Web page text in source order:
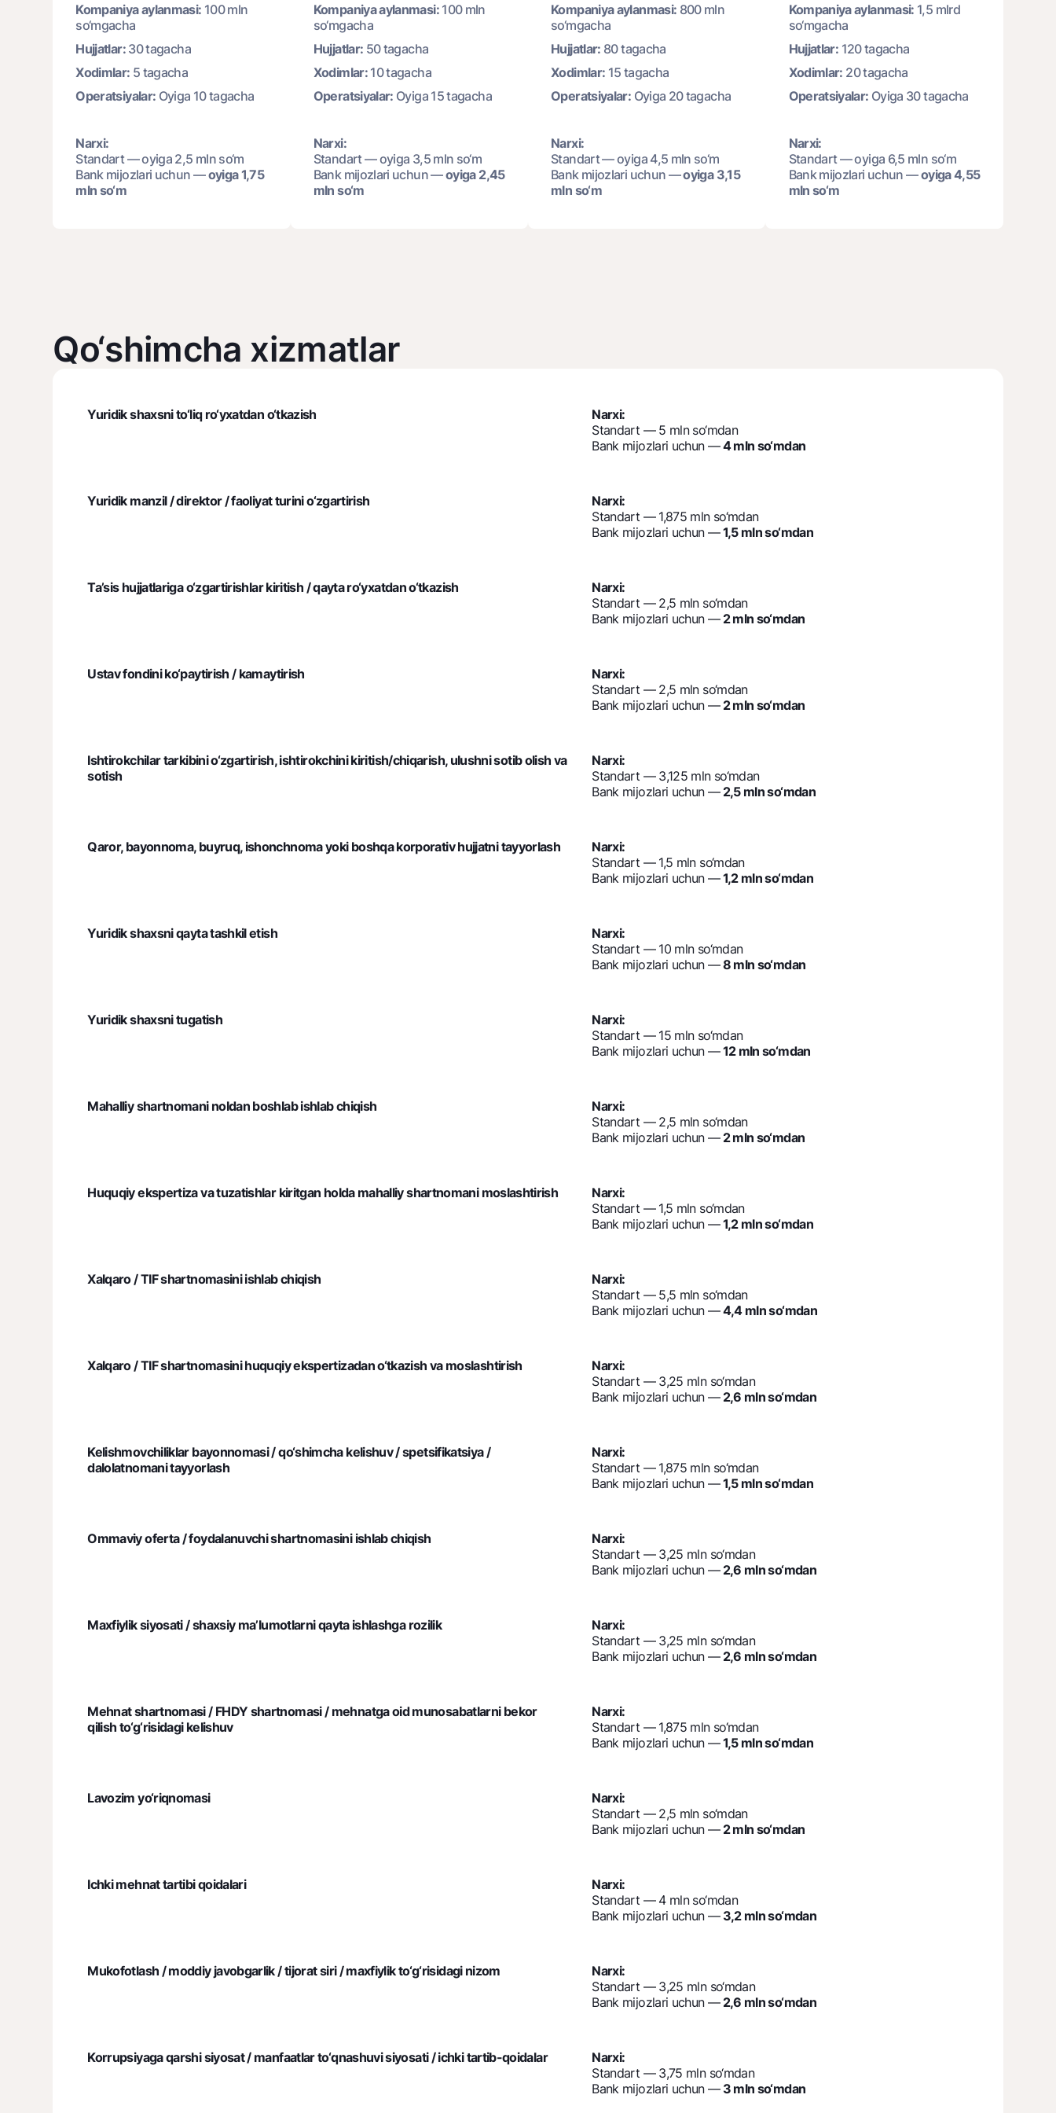
Kompaniya aylanmasi: 100 mln
so‘mgacha
Hujjatlar:30 tagacha
Xodimlar: 5 tagacha
Operatsiyalar: Oyiga 10 tagacha
Narxi:
Standart — oyiga 2,5 mln so‘m
Bank mijozlari uchun —oyiga 1,75
mln so‘m
Kompaniya aylanmasi: 100 mln
so‘mgacha
Hujjatlar: 50 tagacha
Xodimlar: 10 tagacha
Operatsiyalar: Oyiga 15 tagacha
Narxi:
Standart — oyiga 3,5 mln so‘m
Bank mijozlari uchun —oyiga 2,45
mln so‘m
Kompaniya aylanmasi: 800 mln
so‘mgacha
Hujjatlar: 80 tagacha
Xodimlar: 15 tagacha
Operatsiyalar: Oyiga 20 tagacha
Narxi:
Standart — oyiga 4,5 mln so‘m
Bank mijozlari uchun —oyiga 3,15
mln so‘m
Kompaniya aylanmasi: 1,5 mlrd
so‘mgacha
Hujjatlar: 120 tagacha
Xodimlar: 20 tagacha
Operatsiyalar: Oyiga 30 tagacha
Narxi:
Standart — oyiga 6,5 mln so‘m
Bank mijozlari uchun —oyiga 4,55
mln so‘m
Qo‘shimcha xizmatlar
Yuridik shaxsni to‘liq ro‘yxatdan o‘tkazish
Narxi:
Standart — 5 mln so‘mdan
Bank mijozlari uchun —4 mln so‘mdan
Yuridik manzil / direktor / faoliyat turini o‘zgartirish
Narxi:
Standart — 1,875 mln so‘mdan
Bank mijozlari uchun —1,5 mln so‘mdan
Ta’sis hujjatlariga o‘zgartirishlar kiritish / qayta ro‘yxatdan o‘tkazish
Narxi:
Standart — 2,5 mln so‘mdan
Bank mijozlari uchun —2 mln so‘mdan
Ustav fondini ko‘paytirish / kamaytirish
Narxi:
Standart — 2,5 mln so‘mdan
Bank mijozlari uchun —2 mln so‘mdan
Ishtirokchilar tarkibini o‘zgartirish, ishtirokchini kiritish/chiqarish, ulushni sotib olish va
sotish
Narxi:
Standart — 3,125 mln so‘mdan
Bank mijozlari uchun —2,5 mln so‘mdan
Qaror, bayonnoma, buyruq, ishonchnoma yoki boshqa korporativ hujjatni tayyorlash
Narxi:
Standart — 1,5 mln so‘mdan
Bank mijozlari uchun —1,2 mln so‘mdan
Yuridik shaxsni qayta tashkil etish
Narxi:
Standart — 10 mln so‘mdan
Bank mijozlari uchun —8 mln so‘mdan
Yuridik shaxsni tugatish
Narxi:
Standart — 15 mln so‘mdan
Bank mijozlari uchun —12 mln so‘mdan
Mahalliy shartnomani noldan boshlab ishlab chiqish
Narxi:
Standart — 2,5 mln so‘mdan
Bank mijozlari uchun —2 mln so‘mdan
Huquqiy ekspertiza va tuzatishlar kiritgan holda mahalliy shartnomani moslashtirish
Narxi:
Standart — 1,5 mln so‘mdan
Bank mijozlari uchun —1,2 mln so‘mdan
Xalqaro / TIF shartnomasini ishlab chiqish
Narxi:
Standart — 5,5 mln so‘mdan
Bank mijozlari uchun —4,4 mln so‘mdan
Xalqaro / TIF shartnomasini huquqiy ekspertizadan o‘tkazish va moslashtirish
Narxi:
Standart — 3,25 mln so‘mdan
Bank mijozlari uchun —2,6 mln so‘mdan
Kelishmovchiliklar bayonnomasi / qo‘shimcha kelishuv / spetsifikatsiya /
dalolatnomani tayyorlash
Narxi:
Standart — 1,875 mln so‘mdan
Bank mijozlari uchun —1,5 mln so‘mdan
Ommaviy oferta / foydalanuvchi shartnomasini ishlab chiqish
Narxi:
Standart — 3,25 mln so‘mdan
Bank mijozlari uchun —2,6 mln so‘mdan
Maxfiylik siyosati / shaxsiy ma’lumotlarni qayta ishlashga rozilik
Narxi:
Standart — 3,25 mln so‘mdan
Bank mijozlari uchun —2,6 mln so‘mdan
Mehnat shartnomasi / FHDY shartnomasi / mehnatga oid munosabatlarni bekor
qilish to‘g‘risidagi kelishuv
Narxi:
Standart — 1,875 mln so‘mdan
Bank mijozlari uchun —1,5 mln so‘mdan
Lavozim yo‘riqnomasi
Narxi:
Standart — 2,5 mln so‘mdan
Bank mijozlari uchun —2 mln so‘mdan
Ichki mehnat tartibi qoidalari
Narxi:
Standart — 4 mln so‘mdan
Bank mijozlari uchun —3,2 mln so‘mdan
Mukofotlash / moddiy javobgarlik / tijorat siri / maxfiylik to‘g‘risidagi nizom
Narxi:
Standart — 3,25 mln so‘mdan
Bank mijozlari uchun —2,6 mln so‘mdan
Korrupsiyaga qarshi siyosat / manfaatlar to‘qnashuvi siyosati / ichki tartib-qoidalar
Narxi:
Standart — 3,75 mln so‘mdan
Bank mijozlari uchun —3 mln so‘mdan